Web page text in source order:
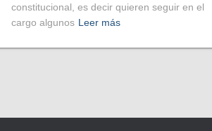
constitucional, es decir quieren seguir en el
cargo algunos Leer más